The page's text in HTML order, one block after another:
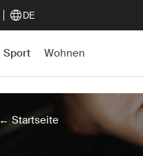
DE
Sport Wohnen
← Startseite